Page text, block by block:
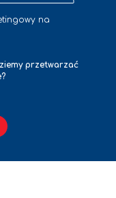
na
przetwarzać